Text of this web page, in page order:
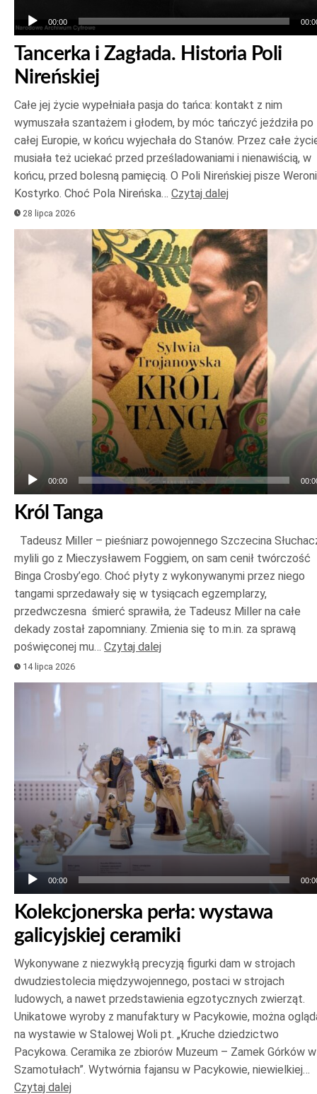
00:00
Tancerka i Zagłada. Historia Poli
Nireńskiej
Całe jej życie wypełniała pasja do tańca: kontakt z nim
wymuszała szantażem i głodem, by móc tańczyć jeździła po
całej Europie, w końcu wyjechała do Stanów. Przez całe
musiała też uciekać przed prześladowaniami i nienawiścią, w
końcu, przed bolesną pamięcią. O Poli Nireńskiej pisze
Kostyrko. Choć Pola Nireńska… Czytaj dalej
28 lipca 2026
plików
00:00
Król Tanga
Tadeusz Miller – pieśniarz powojennego Szczecina
mylili go z Mieczysławem Foggiem, on sam cenił twórczość
Binga Crosby’ego. Choć płyty z wykonywanymi przez niego
tangami sprzedawały się w tysiącach egzemplarzy,
przedwczesna śmierć sprawiła, że Tadeusz Miller na całe
dekady został zapomniany. Zmienia się to m.in. za sprawą
poświęconej mu… Czytaj dalej
14 lipca 2026
Odtwarzacz
00:00
Kolekcjonerska perła: wystawa
galicyjskiej ceramiki
Wykonywane z niezwykłą precyzją figurki dam w strojach
dwudziestolecia międzywojennego, postaci w strojach
ludowych, a nawet przedstawienia egzotycznych zwierząt.
Unikatowe wyroby z manufaktury w Pacykowie, można
na wystawie w Stalowej Woli pt. „Kruche dziedzictwo
Pacykowa. Ceramika ze zbiorów Muzeum – Zamek Górków w
Szamotułach”. Wytwórnia fajansu w Pacykowie, niewielkiej…
Czytaj dalej